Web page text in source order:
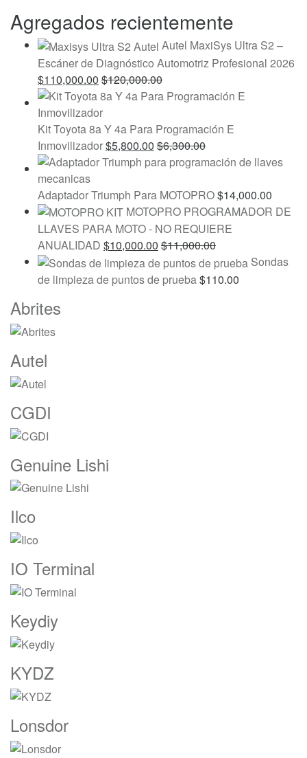
Agregados recientemente
Autel MaxiSys Ultra S2 –
Escáner de Diagnóstico Automotriz Profesional 2026
$110,000.00 $120,000.00
Kit Toyota 8a Y 4a Para Programación E
Inmovilizador$5,800.00 $6,300.00
Adaptador Triumph Para MOTOPRO$14,000.00
MOTOPRO PROGRAMADOR DE
LLAVES PARA MOTO - NO REQUIERE
ANUALIDAD $10,000.00 $11,000.00
Sondas
de limpieza de puntos de prueba$110.00
Marcas
De
Carrusel
Abrites
Autel
CGDI
Genuine Lishi
Ilco
IO Terminal
Keydiy
KYDZ
Lonsdor